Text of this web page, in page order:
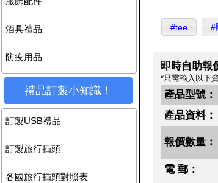
酒具禮品
防疫用品
禮品訂製小知識！
訂製USB禮品
訂製旅行插頭
各國旅行插頭對照表
#tee #
即時自助報
*只需輸入以下
產品型號：
產品資料：
報價數量：
電 郵：